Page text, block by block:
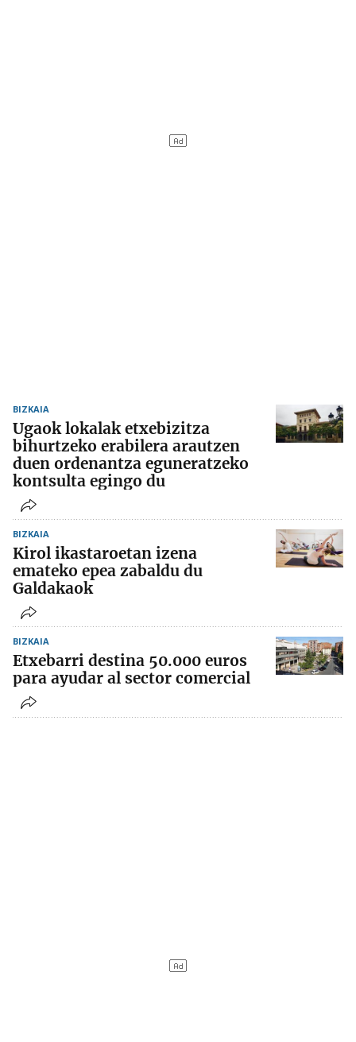
BIZKAIA
Ugaok lokalak etxebizitza
bihurtzeko erabilera arautzen
duen ordenantza eguneratzeko
kontsulta egingo du
BIZKAIA
Kirol ikastaroetan izena
emateko epea zabaldu du
Galdakaok
BIZKAIA
Etxebarri destina 50.000 euros
para ayudar al sector comercial